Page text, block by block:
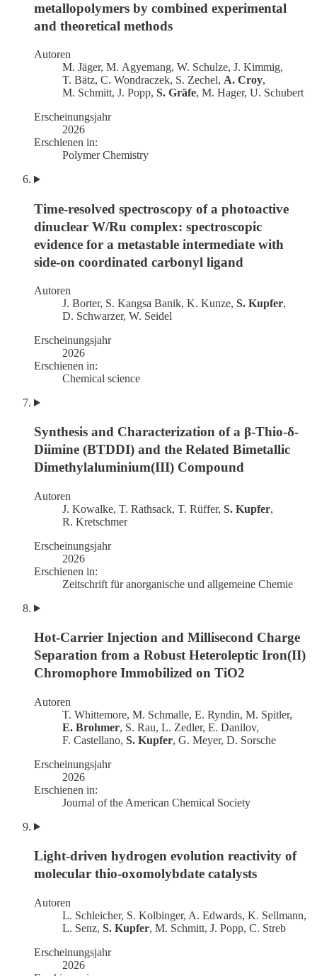
metallopolymers by combined experimental
and theoretical methods
Autoren
M. Jäger, M. Agyemang, W. Schulze, J. Kimmig,
T. Bätz, C. Wondraczek, S. Zechel, A. Croy,
M. Schmitt, J. Popp, S. Gräfe, M. Hager, U. Schubert
Erscheinungsjahr
2026
Erschienen in:
Polymer Chemistry
Time-resolved spectroscopy of a photoactive
dinuclear W/Ru complex: spectroscopic
evidence for a metastable intermediate with
side-on coordinated carbonyl ligand
Autoren
J. Borter, S. Kangsa Banik, K. Kunze, S. Kupfer,
D. Schwarzer, W. Seidel
Erscheinungsjahr
2026
Erschienen in:
Chemical science
Synthesis and Characterization of a β-Thio-δ-
Diimine (BTDDI) and the Related Bimetallic
Dimethylaluminium(III) Compound
Autoren
J. Kowalke, T. Rathsack, T. Rüffer, S. Kupfer,
R. Kretschmer
Erscheinungsjahr
2026
Erschienen in:
Zeitschrift für anorganische und allgemeine Chemie
Hot-Carrier Injection and Millisecond Charge
Separation from a Robust Heteroleptic Iron(II)
Chromophore Immobilized on TiO2
Autoren
T. Whittemore, M. Schmalle, E. Ryndin, M. Spitler,
E. Brohmer, S. Rau, L. Zedler, E. Danilov,
F. Castellano, S. Kupfer, G. Meyer, D. Sorsche
Erscheinungsjahr
2026
Erschienen in:
Journal of the American Chemical Society
Light-driven hydrogen evolution reactivity of
molecular thio-oxomolybdate catalysts
Autoren
L. Schleicher, S. Kolbinger, A. Edwards, K. Sellmann,
L. Senz, S. Kupfer, M. Schmitt, J. Popp, C. Streb
Erscheinungsjahr
2026